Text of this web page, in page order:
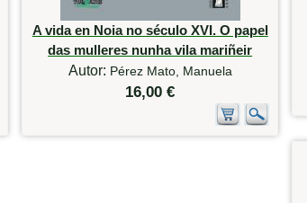
A vida en Noia no século XVI. O papel
das mulleres nunha vila mariñeir
Autor: Pérez Mato, Manuela
16,00 €